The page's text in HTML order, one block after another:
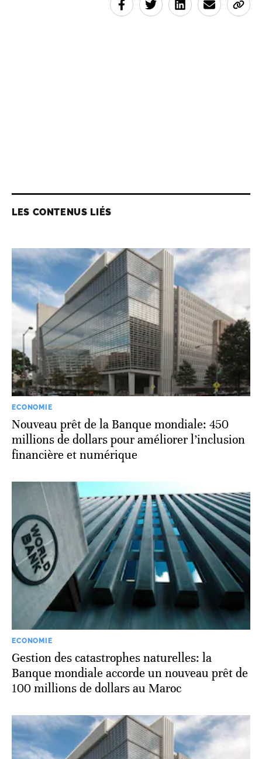
LES CONTENUS LIÉS
ECONOMIE
Nouveau prêt de la Banque mondiale: 450
millions de dollars pour améliorer l’inclusion
financière et numérique
ECONOMIE
Gestion des catastrophes naturelles: la
Banque mondiale accorde un nouveau prêt de
100 millions de dollars au Maroc